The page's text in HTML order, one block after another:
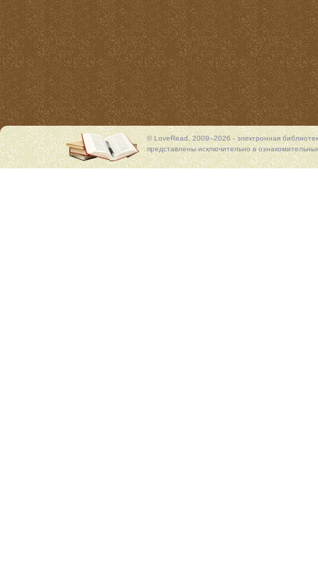
© LoveRead, 2009–2026 - электронная
представлены исключительно в